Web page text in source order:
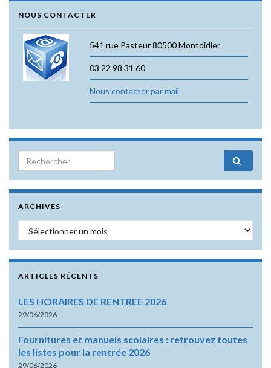
NOUS CONTACTER
541 rue Pasteur 80500 Montdidier
03 22 98 31 60
Nous contacter par mail
Search for:
ARCHIVES
Archives
ARTICLES RÉCENTS
LES HORAIRES DE RENTREE 2026
29/06/2026
Fournitures et manuels scolaires : retrouvez toutes
les listes pour la rentrée 2026
29/06/2026